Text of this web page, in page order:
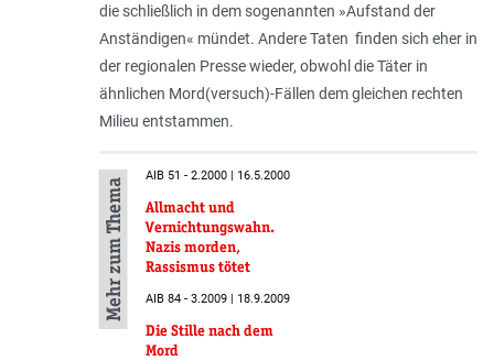
die schließlich in dem sogenannten »Aufstand der
Anständigen« mündet. Andere Taten finden sich eher in
der regionalen Presse wieder, obwohl die Täter in
ähnlichen Mord(versuch)-Fällen dem gleichen rechten
Milieu entstammen.
Mehr zum Thema
AIB 51 - 2.2000 | 16.5.2000
Allmacht und
Vernichtungswahn.
Nazis morden,
Rassismus tötet
AIB 84 - 3.2009 | 18.9.2009
Die Stille nach dem
Mord